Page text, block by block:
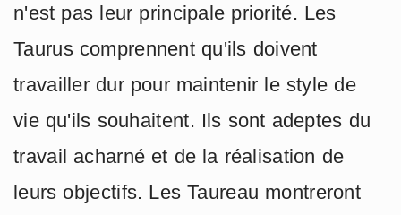
n'est pas leur principale priorité. Les
Taurus comprennent qu'ils doivent
travailler dur pour maintenir le style de
vie qu'ils souhaitent. Ils sont adeptes du
travail acharné et de la réalisation de
leurs objectifs. Les Taureau montreront